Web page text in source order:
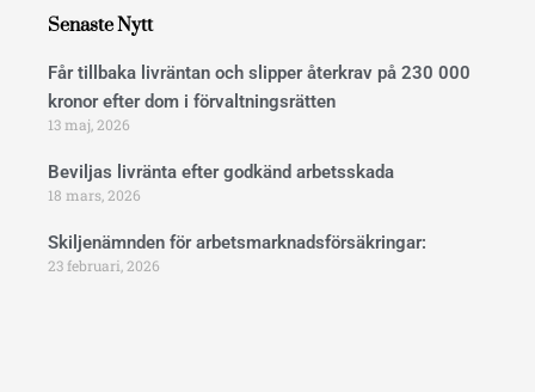
k
i
n
Senaste Nytt
Får tillbaka livräntan och slipper återkrav på 230 000
kronor efter dom i förvaltningsrätten
13 maj, 2026
Beviljas livränta efter godkänd arbetsskada
18 mars, 2026
Skiljenämnden för arbetsmarknadsförsäkringar:
23 februari, 2026